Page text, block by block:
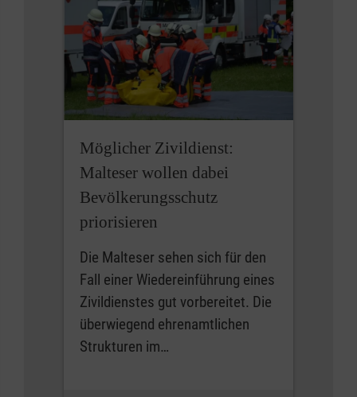
Möglicher Zivildienst:
Malteser wollen dabei
Bevölkerungsschutz
priorisieren
Die Malteser sehen sich für den
Fall einer Wiedereinführung eines
Zivildienstes gut vorbereitet. Die
überwiegend ehrenamtlichen
Strukturen im…